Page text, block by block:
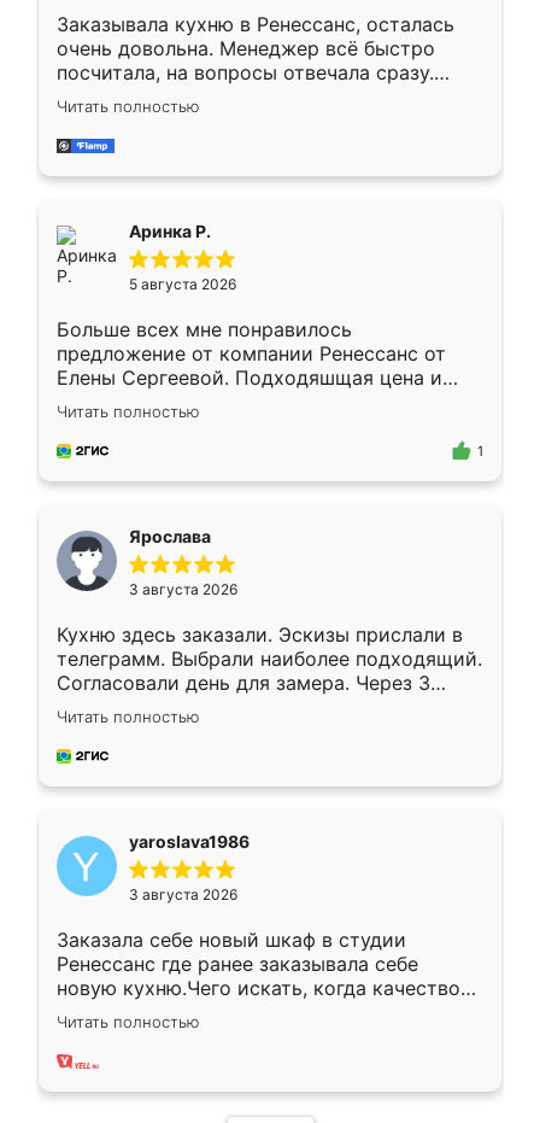
Заказывала кухню в Ренессанс, осталась
очень довольна. Менеджер всё быстро
посчитала, на вопросы отвечала сразу.
Замерщик приехал в субботу, подошёл к
делу со всей ответственностью. Собрали
за день, ребята работали аккуратно, даже
Читать полностью
Аринка Р.
5 августа 2026
Больше всех мне понравилось
предложение от компании Ренессанс от
Елены Сергеевой. Подходяшщая цена и
короткие сроки изготовления. Приехавший
для замера сотрудник Владислав
предложил по моему эскизу самый
Читать полностью
1
Ярослава
3 августа 2026
Кухню здесь заказали. Эскизы прислали в
телеграмм. Выбрали наиболее подходящий.
Согласовали день для замера. Через 3
недели кухня была уже готова. Остались
довольны работой. Спасибо Ренессанс
мебель за качественную работу!
Читать полностью
yaroslava1986
3 августа 2026
Заказала себе новый шкаф в студии
Ренессанс где ранее заказывала себе
новую кухню.Чего искать, когда качеством
вполне довольна. Служит кухня уже почти
два года, нареканий нет.
Читать полностью